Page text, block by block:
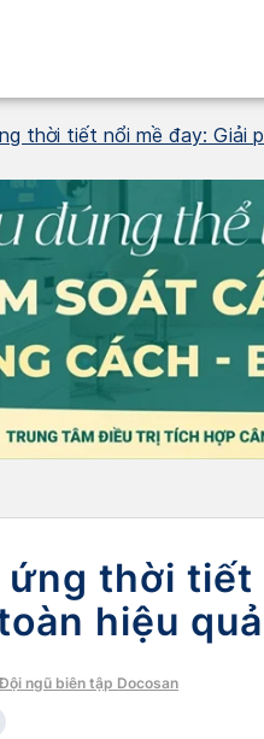
thời tiết nổi mề đay: Giải
thời tiết
hiệu quả
Đội ngũ biên tập Docosan